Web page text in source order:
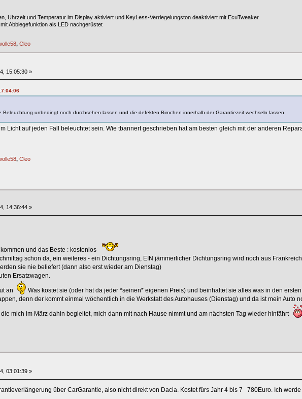
Uhrzeit und Temperatur im Display aktiviert und KeyLess-Verriegelungston deaktiviert mit EcuTweaker
Abbiegefunktion als LED nachgerüstet
, Cleo
15:05:30 »
unbedingt noch durchsehen lassen und die defekten Birnchen innerhalb der Garantiezeit wechseln lassen.
Licht auf jeden Fall beleuchtet sein. Wie tbannert geschrieben hat am besten gleich mit der anderen
, Cleo
14:36:44 »
und das Beste : kostenlos
schon da, ein weiteres - ein Dichtungsring, EIN jämmerlicher Dichtungsring wird noch aus
sie nie beliefert (dann also erst wieder am Dienstag)
Ersatzwagen.
an
Was kostet sie (oder hat da jeder *seinen* eigenen Preis) und beinhaltet sie alles was in den
denn der kommt einmal wöchentlich in die Werkstatt des Autohauses (Dienstag) und da ist mein Auto
mich im März dahin begleitet, mich dann mit nach Hause nimmt und am nächsten Tag wieder hinfährt
03:01:39 »
über CarGarantie, also nicht direkt von Dacia. Kostet fürs Jahr 4 bis 7 780Euro. Ich